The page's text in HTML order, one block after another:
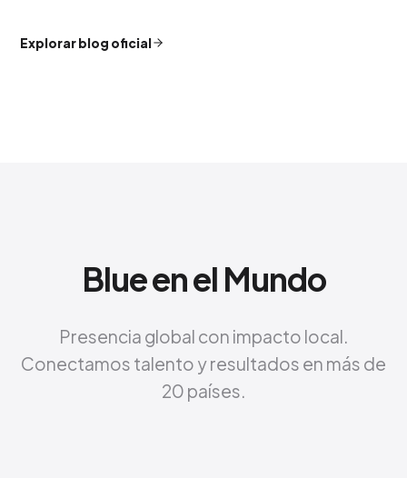
Explorar blog oficial
Blue en el Mundo
Presencia global con impacto local.
Conectamos talento y resultados en más de
20 países.